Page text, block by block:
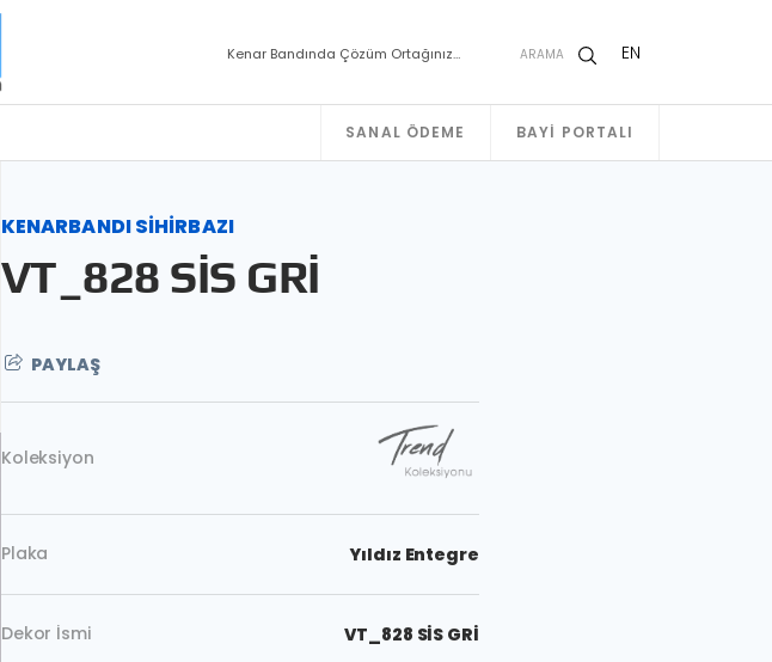
Kenar Bandında Çözüm Ortağınız… ARAMA EN
SANAL ÖDEME BAYI PORTALI
KENARBANDI SİHİRBAZI
VT_828 SİS GRİ
PAYLAŞ
Koleksiyon
Plaka Yıldız Entegre
Dekor İsmi VT_828 SİS GRİ